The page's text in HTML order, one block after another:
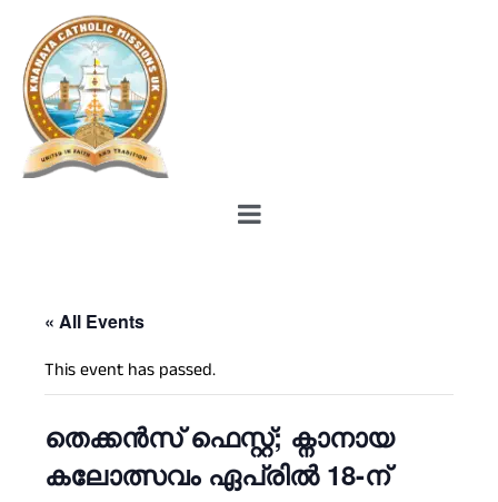
« All Events
This event has passed.
തെക്കൻസ് ഫെസ്റ്റ്; ക്നാനായ
കലോത്സവം ഏപ്രിൽ 18-ന്